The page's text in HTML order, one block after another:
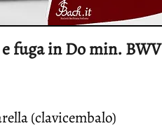
fuga in Do min. BWV
(clavicembalo)